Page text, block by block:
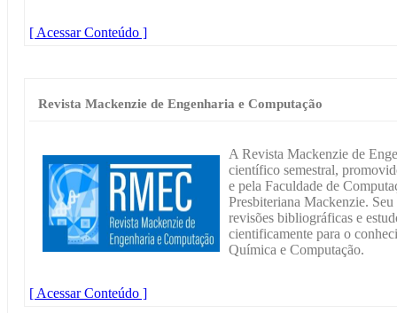
[ Acessar Conteúdo ]
Revista Mackenzie de Engenharia e Computação
A Revista Mackenzie de
científico semestral,
e pela Faculdade de
Presbiteriana Mackenzie.
revisões bibliográficas e
cientificamente para o
Química e Computação.
[ Acessar Conteúdo ]